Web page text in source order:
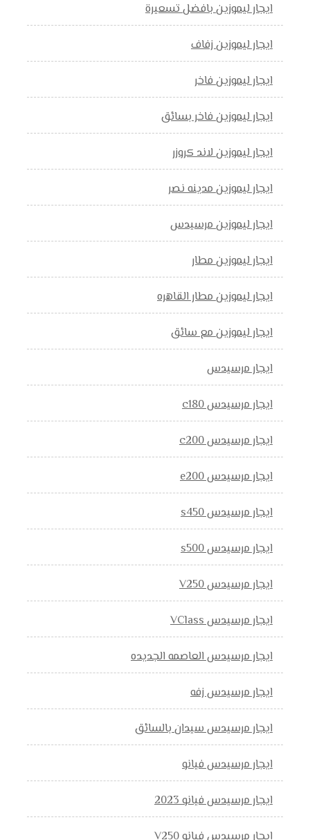
ايجار ليموزين بافضل تسعيرة
ايجار ليموزين زفاف
ايجار ليموزين فاخر
ايجار ليموزين فاخر بسائق
ايجار ليموزين لاند كروزر
ايجار ليموزين مدينه نصر
ايجار ليموزين مرسيدس
ايجار ليموزين مطار
ايجار ليموزين مطار القاهره
ايجار ليموزين مع سائق
ايجار مرسيدس
ايجار مرسيدس c180
ايجار مرسيدس c200
ايجار مرسيدس e200
ايجار مرسيدس s450
ايجار مرسيدس s500
ايجار مرسيدس V250
ايجار مرسيدس VClass
ايجار مرسيدس العاصمه الجديده
ايجار مرسيدس زفه
ايجار مرسيدس سيدان بالسائق
ايجار مرسيدس فيانو
ايجار مرسيدس فيانو 2023